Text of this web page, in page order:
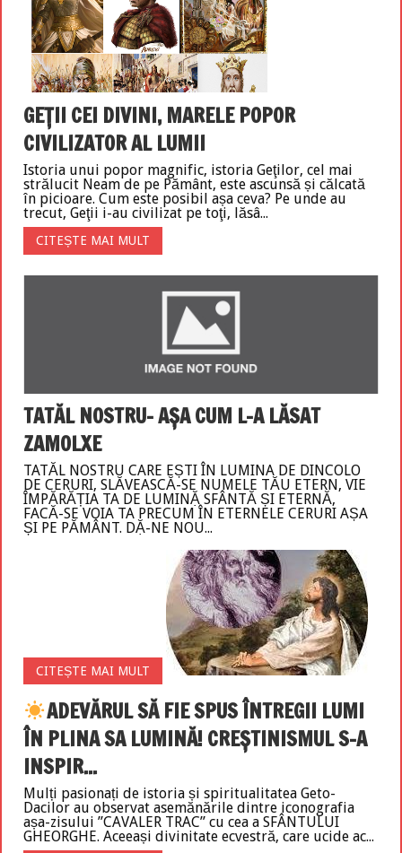
GEŢII CEI DIVINI, MARELE POPOR
CIVILIZATOR AL LUMII
Istoria unui popor magnific, istoria Geţilor, cel mai
strălucit Neam de pe Pământ, este ascunsă și călcată
în picioare. Cum este posibil așa ceva? Pe unde au
trecut, Geţii i-au civilizat pe toţi, lăsâ...
CITEȘTE MAI MULT
TATĂL NOSTRU- AȘA CUM L-A LĂSAT
ZAMOLXE
TATĂL NOSTRU CARE EȘTI ÎN LUMINA DE DINCOLO
DE CERURI, SLĂVEASCĂ-SE NUMELE TĂU ETERN, VIE
ÎMPĂRĂȚIA TA DE LUMINẶ SFÂNTĂ ȘI ETERNĂ,
FACĂ-SE VOIA TA PRECUM ÎN ETERNELE CERURI AȘA
ȘI PE PĂMÂNT. DẶ-NE NOU...
CITEȘTE MAI MULT
ADEVĂRUL SĂ FIE SPUS ÎNTREGII LUMI
ÎN PLINA SA LUMINĂ! CREȘTINISMUL S-A
INSPIR...
Mulți pasionați de istoria și spiritualitatea Geto-
Dacilor au observat asemănările dintre iconografia
așa-zisului ”CAVALER TRAC” cu cea a SFÂNTULUI
GHEORGHE. Aceeași divinitate ecvestră, care ucide ac...